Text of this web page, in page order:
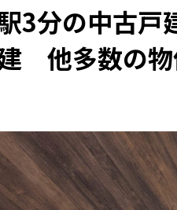
駅3分の中古
他多数の物